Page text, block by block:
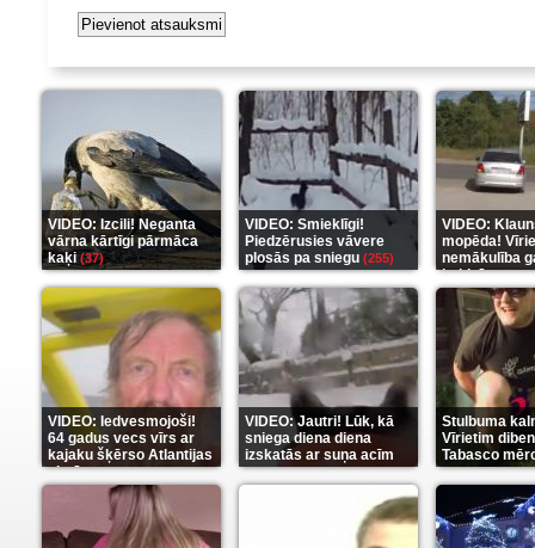
VIDEO: Izcili! Neganta
vārna kārtīgi pārmāca
kaķi(37)
VIDEO: Smieklīgi!
Piedzērusies vāvere
plosās pa sniegu (255)
VIDEO:
mopēda!
nemākulība
beidzās ar
(289)
VIDEO: Iedvesmojoši!
64 gadus vecs vīrs ar
kajaku šķērso Atlantijas
okeānu(5)
VIDEO: Jautri! Lūk, kā
sniega diena diena
izskatās ar suņa acīm
(6)
Stulbuma
Vīrietim
Tabasco
(7)